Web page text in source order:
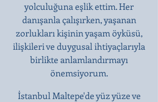
yolculuğuna eşlik ettim. Her
danışanla çalışırken, yaşanan
zorlukları kişinin yaşam öyküsü,
ilişkileri ve duygusal ihtiyaçlarıyla
birlikte anlamlandırmayı
önemsiyorum.
İstanbul Maltepe'de yüz yüze ve